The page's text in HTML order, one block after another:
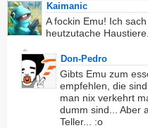
Kaimanic
A fockin Emu! Ich
heutzutache Haustiere.
Don-Pedro
Gibts Emu zum
empfehlen, die
man nix verkehrt
dumm sind... Aber
Teller... :o